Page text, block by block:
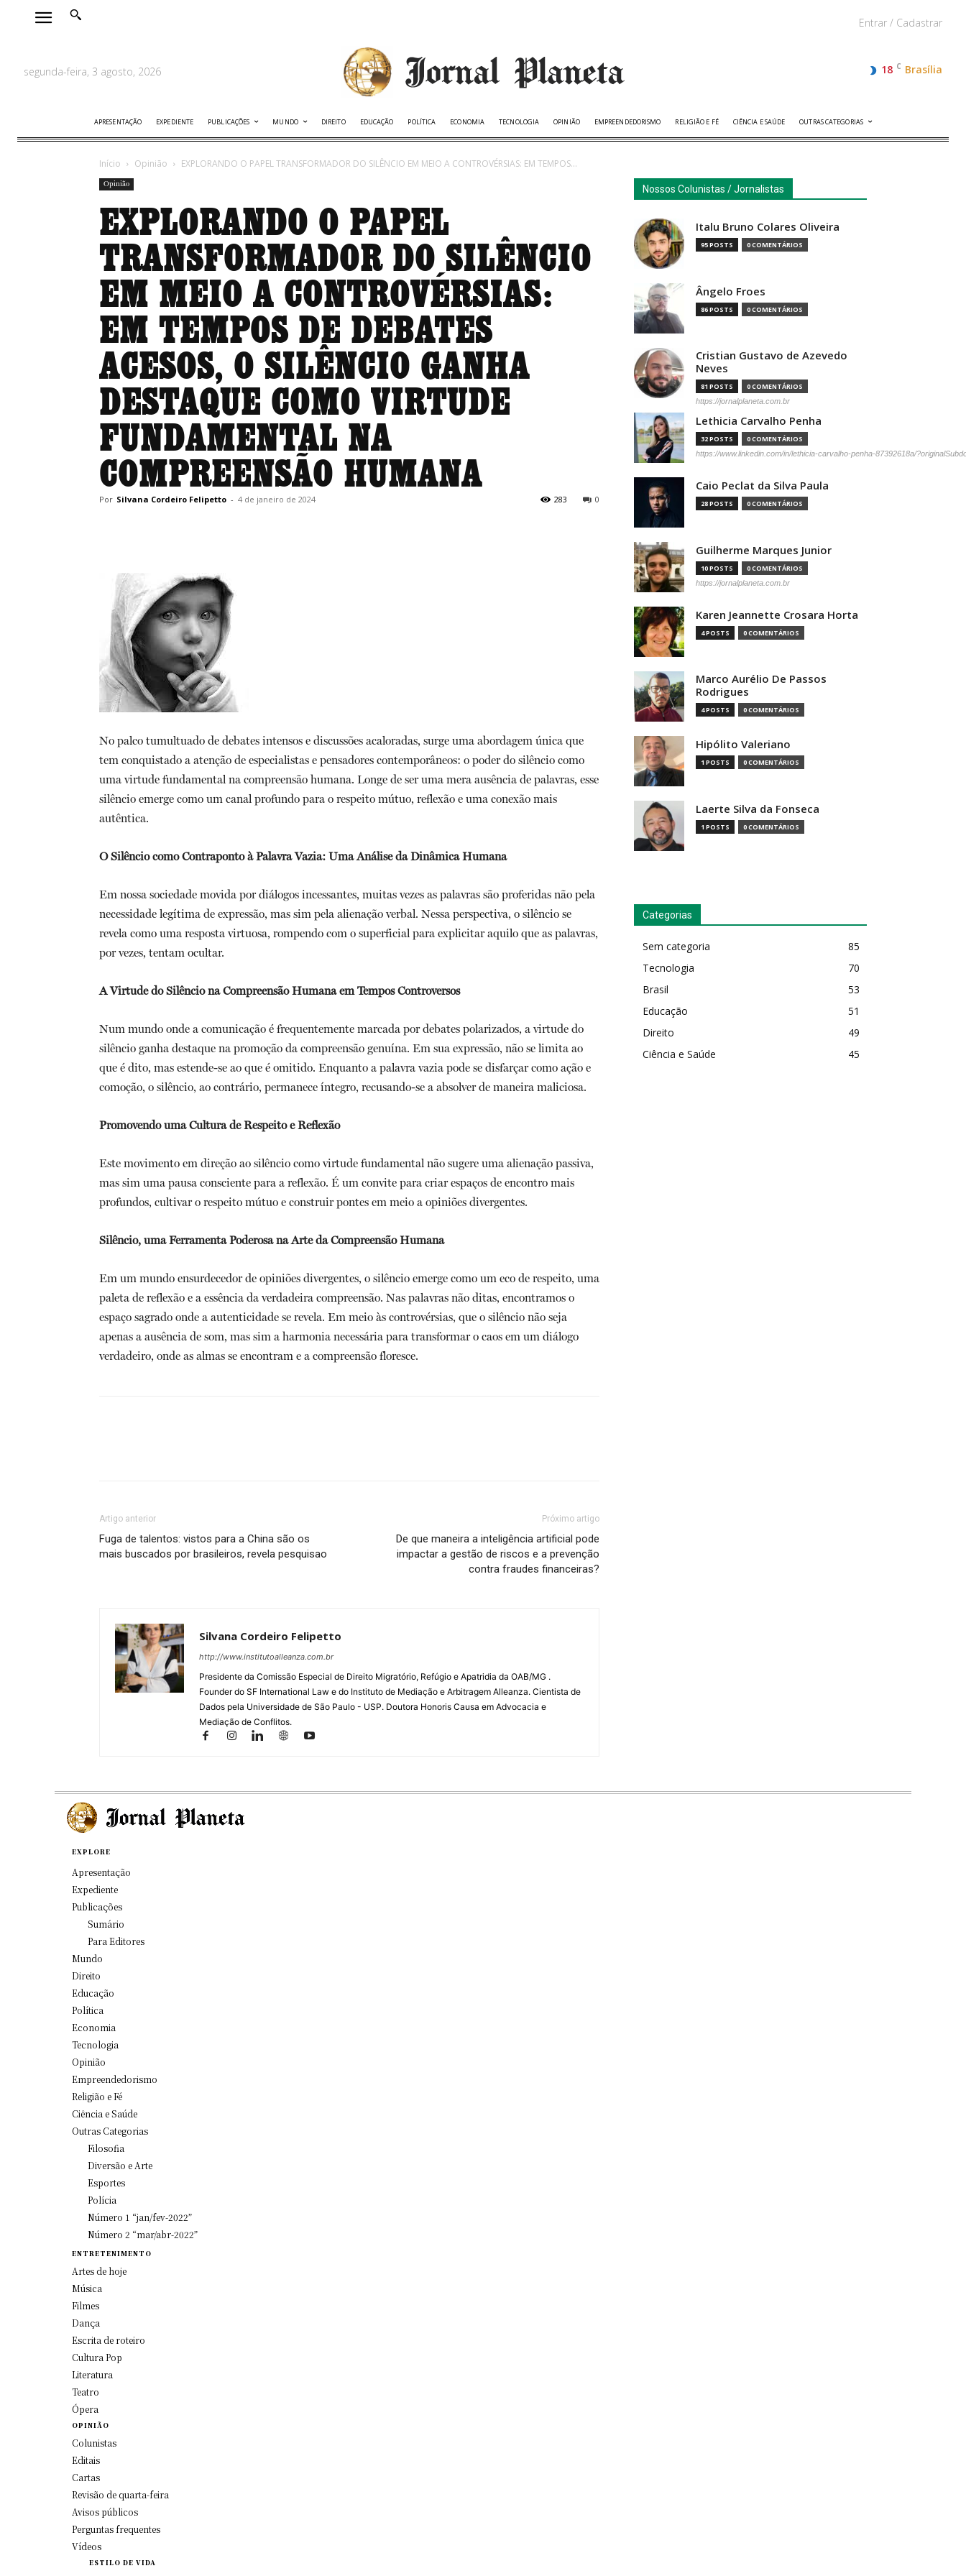
Entrar / Cadastrar
segunda-feira, 3 agosto, 2026 18 C Brasília
APRESENTAÇÃO EXPEDIENTE PUBLICAÇÕES MUNDO DIREITO EDUCAÇÃO POLÍTICA ECONOMIA TECNOLOGIA OPINIÃO EMPREENDEDORISMO RELIGIÃO E FÉ CIÊNCIA E SAÚDE OUTRAS CATEGORIAS
Início Opinião EXPLORANDO O PAPEL TRANSFORMADOR DO SILÊNCIO EM MEIO A CONTROVÉRSIAS: EM TEMPOS...
Opinião
EXPLORANDO O PAPEL
TRANSFORMADOR DO SILÊNCIO
EM MEIO A CONTROVÉRSIAS:
EM TEMPOS DE DEBATES
ACESOS, O SILÊNCIO GANHA
DESTAQUE COMO VIRTUDE
FUNDAMENTAL NA
COMPREENSÃO HUMANA
Por Silvana Cordeiro Felipetto - 4 de janeiro de 2024 0
283
No palco tumultuado de debates intensos e discussões acaloradas, surge uma abordagem única que
tem conquistado a atenção de especialistas e pensadores contemporâneos: o poder do silêncio como
uma virtude fundamental na compreensão humana. Longe de ser uma mera ausência de palavras, esse
silêncio emerge como um canal profundo para o respeito mútuo, reflexão e uma conexão mais
autêntica.
O Silêncio como Contraponto à Palavra Vazia: Uma Análise da Dinâmica Humana
Em nossa sociedade movida por diálogos incessantes, muitas vezes as palavras são proferidas não pela
necessidade legítima de expressão, mas sim pela alienação verbal. Nessa perspectiva, o silêncio se
revela como uma resposta virtuosa, rompendo com o superficial para explicitar aquilo que as palavras,
por vezes, tentam ocultar.
A Virtude do Silêncio na Compreensão Humana em Tempos Controversos
Num mundo onde a comunicação é frequentemente marcada por debates polarizados, a virtude do
silêncio ganha destaque na promoção da compreensão genuína. Em sua expressão, não se limita ao
que é dito, mas estende-se ao que é omitido. Enquanto a palavra vazia pode se disfarçar como ação e
comoção, o silêncio, ao contrário, permanece íntegro, recusando-se a absolver de maneira maliciosa.
Promovendo uma Cultura de Respeito e Reflexão
Este movimento em direção ao silêncio como virtude fundamental não sugere uma alienação passiva,
mas sim uma pausa consciente para a reflexão. É um convite para criar espaços de encontro mais
profundos, cultivar o respeito mútuo e construir pontes em meio a opiniões divergentes.
Silêncio, uma Ferramenta Poderosa na Arte da Compreensão Humana
Em um mundo ensurdecedor de opiniões divergentes, o silêncio emerge como um eco de respeito, uma
paleta de reflexão e a essência da verdadeira compreensão. Nas palavras não ditas, encontramos o
espaço sagrado onde a autenticidade se revela. Em meio às controvérsias, que o silêncio não seja
apenas a ausência de som, mas sim a harmonia necessária para transformar o caos em um diálogo
verdadeiro, onde as almas se encontram e a compreensão floresce.
Artigo anterior
Fuga de talentos: vistos para a China são os
mais buscados por brasileiros, revela pesquisao
Próximo artigo
De que maneira a inteligência artificial pode
impactar a gestão de riscos e a prevenção
contra fraudes financeiras?
Silvana Cordeiro Felipetto
http://www.institutoalleanza.com.br
Presidente da Comissão Especial de Direito Migratório, Refúgio e Apatridia da OAB/MG .
Founder do SF International Law e do Instituto de Mediação e Arbitragem Alleanza. Cientista de
Dados pela Universidade de São Paulo - USP. Doutora Honoris Causa em Advocacia e
Mediação de Conflitos.
Nossos Colunistas / Jornalistas
Italu Bruno Colares Oliveira
95 POSTS 0 COMENTÁRIOS
Ângelo Froes
86 POSTS 0 COMENTÁRIOS
Cristian Gustavo de Azevedo
Neves
81 POSTS 0 COMENTÁRIOS
https://jornalplaneta.com.br
Lethicia Carvalho Penha
32 POSTS 0 COMENTÁRIOS
https://www.linkedin.com/in/lethicia-carvalho-penha-87392618a/
Caio Peclat da Silva Paula
28 POSTS 0 COMENTÁRIOS
Guilherme Marques Junior
10 POSTS 0 COMENTÁRIOS
https://jornalplaneta.com.br
Karen Jeannette Crosara Horta
4 POSTS 0 COMENTÁRIOS
Marco Aurélio De Passos
Rodrigues
4 POSTS 0 COMENTÁRIOS
Hipólito Valeriano
1 POSTS 0 COMENTÁRIOS
Laerte Silva da Fonseca
1 POSTS 0 COMENTÁRIOS
Categorias
Sem categoria
85
Tecnologia
70
Brasil
53
Educação
51
Direito
49
Ciência e Saúde
45
EXPLORE
Apresentação
Expediente
Publicações
Sumário
Para Editores
Mundo
Direito
Educação
Política
Economia
Tecnologia
Opinião
Empreendedorismo
Religião e Fé
Ciência e Saúde
Outras Categorias
Filosofia
Diversão e Arte
Esportes
Polícia
Número 1 “jan/fev-2022”
Número 2 “mar/abr-2022”
ENTRETENIMENTO
Artes de hoje
Música
Filmes
Dança
Escrita de roteiro
Cultura Pop
Literatura
Teatro
Ópera
OPINIÃO
Colunistas
Editais
Cartas
Revisão de quarta-feira
Avisos públicos
Perguntas frequentes
Vídeos
ESTILO DE VIDA